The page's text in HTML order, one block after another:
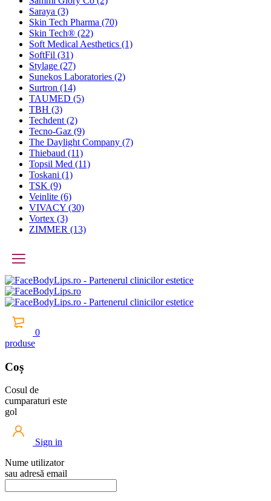
Saraya (3)
Skin Tech Pharma (70)
Skin Tech® (22)
Soft Medical Aesthetics (1)
SoftFil (31)
Stylage (27)
Sunekos Laboratories (2)
Surtron (14)
TAUMED (5)
TBH (3)
Techdent (2)
Tecno-Gaz (9)
The Daylight Company (7)
Thiebaud (11)
Topsil Med (11)
Toskani (1)
TSK (9)
Veinlite (6)
VIVACY (30)
Vortex (3)
ZIMMER (13)
0
produse
Coș
Cosul de
cumparaturi este
gol
Sign in
Nume utilizator
sau adresă email